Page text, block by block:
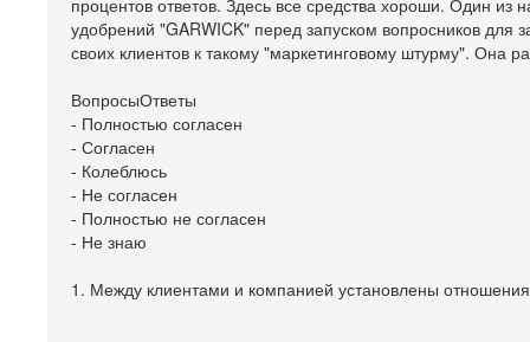
процентов ответов. Здесь все средства хороши. Один
удобрений "GARWICK" перед запуском вопросников для
своих клиентов к такому "маркетинговому штурму". Она
ВопросыОтветы
- Полностью согласен
- Согласен
- Колеблюсь
- Не согласен
- Полностью не согласен
- Не знаю
1. Между клиентами и компанией установлены